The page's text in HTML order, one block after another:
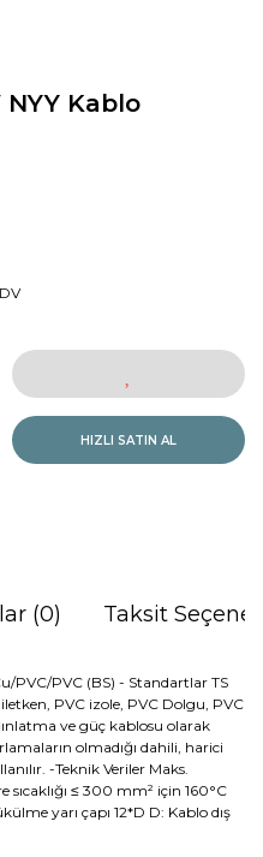
NYY Kablo
HIZLI SATIN AL
(0) Taksit
PVC/PVC (BS) - Standartlar TS
iletken, PVC izole, PVC Dolgu, PVC
ve güç kablosu olarak
olmadığı dahili, harici
-Teknik Veriler Maks.
sıcaklığı ≤ 300 mm² için 160°C
yarı çapı 12*D D: Kablo dış